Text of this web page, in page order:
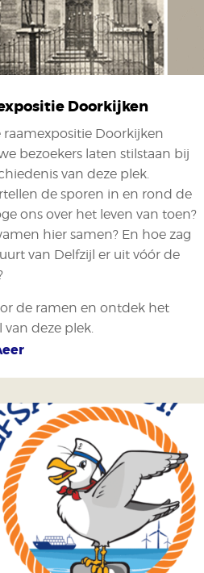
Doorkijken
raamexpositie Doorkijken
bezoekers laten stilstaan bij
van deze plek.
de sporen in en rond de
ons over het leven van toen?
hier samen? En hoe zag
van Delfzijl er uit vóór de
de ramen en ontdek het
van deze plek.